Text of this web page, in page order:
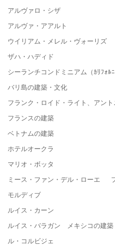
アルヴァロ・シザ
アルヴァ・アアルト
ウイリアム・メレル・ヴォーリズ
ザハ・ハディド
シーランチコンドミニアム（ｶﾘﾌｫﾙ
バリ島の建築・文化
フランク・ロイド・ライト、アン
フランスの建築
ベトナムの建築
ホテルオークラ
マリオ・ボッタ
ミース・ファン・デル・ローエ
モルディブ
ルイス・カーン
ルイス・バラガン メキシコの建築
ル・コルビジェ